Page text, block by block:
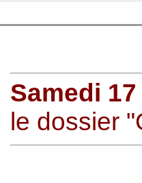
Samedi
le dossier